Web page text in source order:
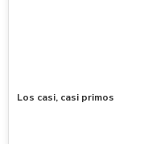
Los casi, casi primos